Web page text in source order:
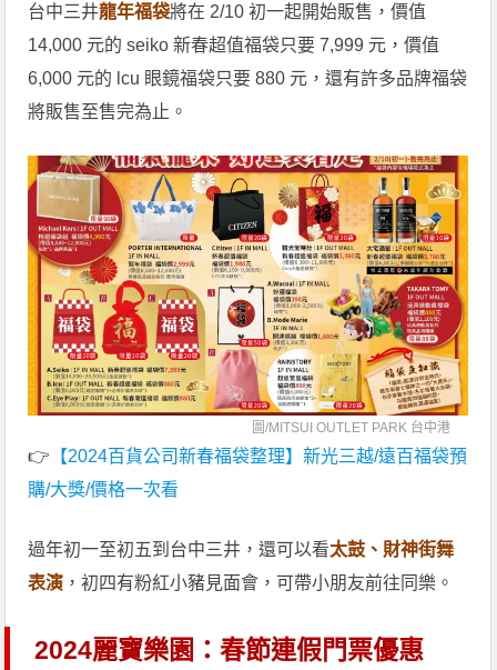
台中三井龍年福袋將在 2/10 初一起開始販售，價值
14,000 元的 seiko 新春超值福袋只要 7,999 元，價值
6,000 元的 lcu 眼鏡福袋只要 880 元，還有許多品牌福袋
將販售至售完為止。
圖/MITSUI OUTLET PARK 台中港
👉 【2024百貨公司新春福袋整理】新光三越/遠百福袋預
購/大獎/價格一次看
過年初一至初五到台中三井，還可以看太鼓、財神街舞
表演 ，初四有粉紅小豬見面會，可帶小朋友前往同樂。
2024麗寶樂園：春節連假門票優惠